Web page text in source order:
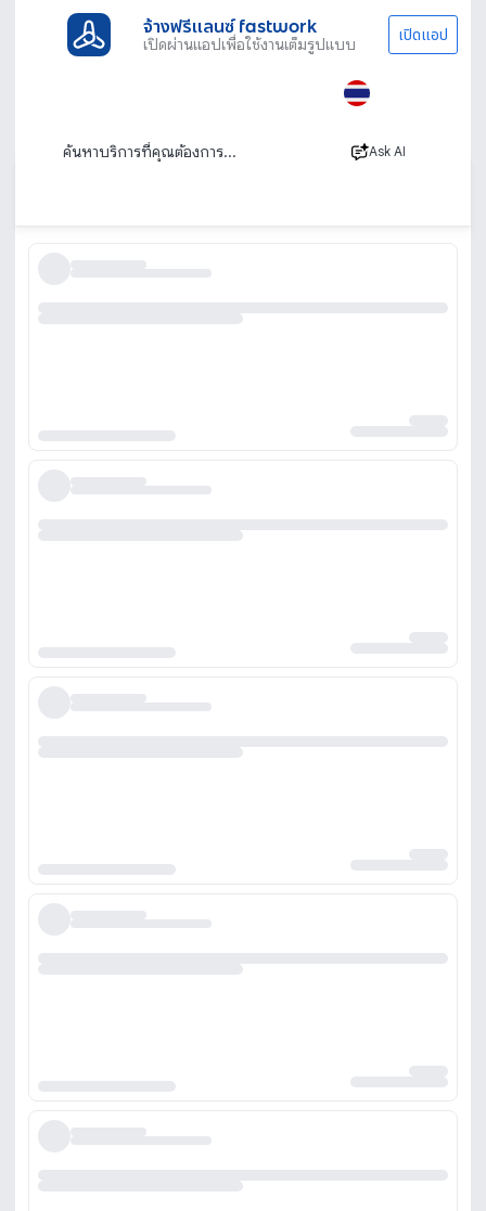
จ้างฟรีแลนซ์ fastwork
เปิดผ่านแอปเพื่อใช้งานเต็มรูปแบบ เปิดแอป
Ask AI
นักจิตวิทยา / จิตแพทย์
ปรึกษานักจิตวิทยา ปรึกษาปัญหาสุขภาพจิต
ออนไลน์